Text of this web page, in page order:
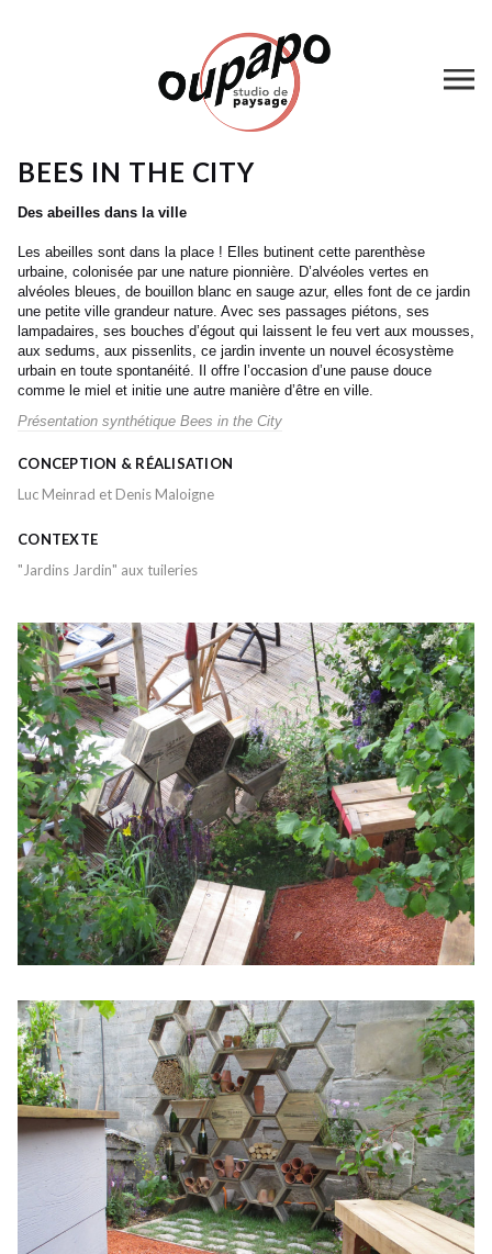
BEES IN THE CITY
Des abeilles dans la ville
Les abeilles sont dans la place ! Elles butinent cette parenthèse
urbaine, colonisée par une nature pionnière. D’alvéoles vertes en
alvéoles bleues, de bouillon blanc en sauge azur, elles font de ce jardin
une petite ville grandeur nature. Avec ses passages piétons, ses
lampadaires, ses bouches d’égout qui laissent le feu vert aux mousses,
aux sedums, aux pissenlits, ce jardin invente un nouvel écosystème
urbain en toute spontanéité. Il offre l’occasion d’une pause douce
comme le miel et initie une autre manière d’être en ville.
Présentation synthétique Bees in the City
CONCEPTION & RÉALISATION
Luc Meinrad et Denis Maloigne
CONTEXTE
"Jardins Jardin" aux tuileries